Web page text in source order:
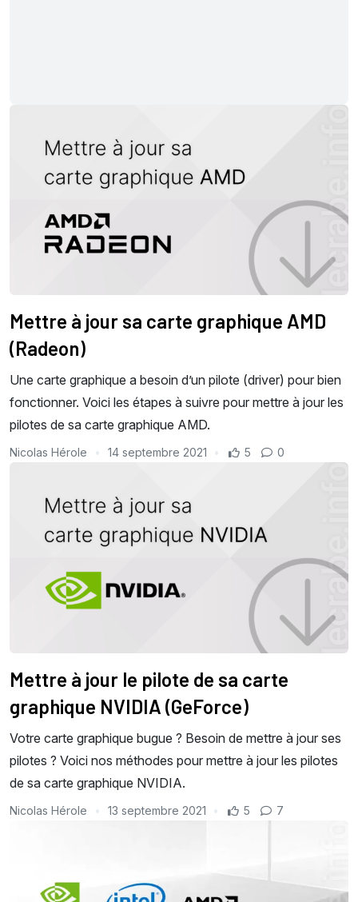
Mettre à jour sa carte graphique AMD
(Radeon)
Une carte graphique a besoin d’un pilote (driver) pour bien
fonctionner. Voici les étapes à suivre pour mettre à jour les
pilotes de sa carte graphique AMD.
Nicolas Hérole 14 septembre 2021 5 0
Mettre à jour le pilote de sa carte
graphique NVIDIA (GeForce)
Votre carte graphique bugue ? Besoin de mettre à jour ses
pilotes ? Voici nos méthodes pour mettre à jour les pilotes
de sa carte graphique NVIDIA.
Nicolas Hérole 13 septembre 2021 5 7